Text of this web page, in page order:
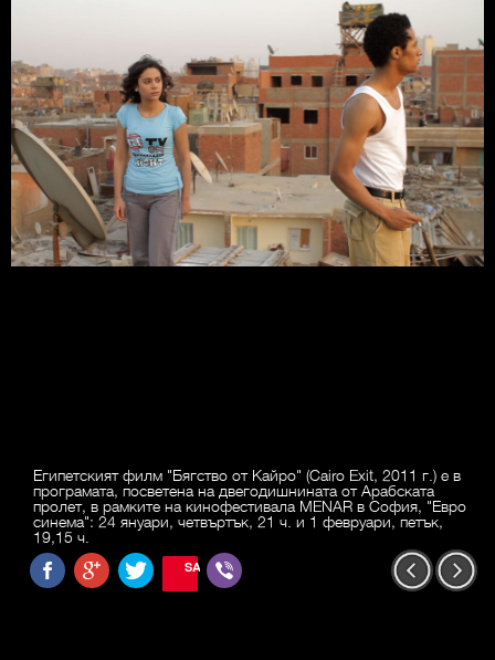
Египетският филм "Бягство от Кайро" (Cairo Exit, 2011 г.) e в
програмата, посветена на двегодишнината от Арабската
пролет, в рамките на кинофестивала MENAR в София, "Евро
синема": 24 януари, четвъртък, 21 ч. и 1 февруари, петък,
19,15 ч.
SAVE